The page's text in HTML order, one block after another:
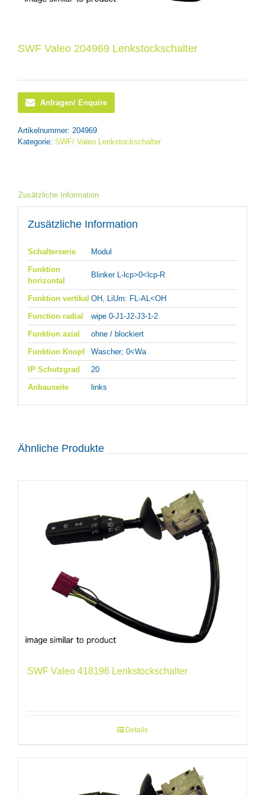
SWF Valeo 204969 Lenkstockschalter
Anfragen/ Enquire
Artikelnummer: 204969
Kategorie: SWF/ Valeo Lenkstockschalter
Zusätzliche Information
Zusätzliche Information
Schalterserie
Modul
Funktion
horizontal
Blinker L-lcp>0<lcp-R
Funktion vertikal OH, LiUm: FL-AL<OH
Function radial
wipe 0-J1-J2-J3-1-2
Funktion axial
ohne / blockiert
Funktion Knopf
Wascher; 0<Wa
IP Schutzgrad
20
Anbauseite
links
Ähnliche Produkte
SWF Valeo 418196 Lenkstockschalter
Details